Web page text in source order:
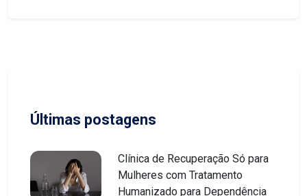
Últimas postagens
Clínica de Recuperação Só para
Mulheres com Tratamento
Humanizado para Dependência